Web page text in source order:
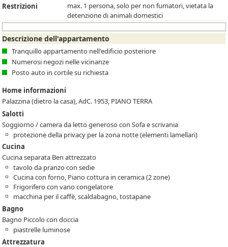
Restrizioni
max. 1 persona, solo per non fumatori, vietata la
detenzione di animali domestici
Descrizione dell'appartamento
Tranquillo appartamento nell'edificio posteriore
Numerosi negozi nelle vicinanze
Posto auto in cortile su richiesta
Home informazioni
Palazzina (dietro la casa), AdC. 1953, PIANO TERRA
Salotti
Soggiorno / camera da letto generoso con Sofa e scrivania
protezione della privacy per la zona notte (elementi lamellari)
Cucina
Cucina separata Ben attrezzato
tavolo da pranzo con sedie
Cucina con forno, Piano cottura in ceramica (2 zone)
Frigorifero con vano congelatore
macchina per il caffè, scaldabagno, tostapane
Bagno
Bagno Piccolo con doccia
piastrelle luminose
Attrezzatura